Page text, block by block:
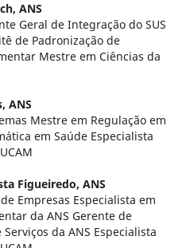
ANS
Geral de Integração do SUS
de Padronização de
Mestre em Ciências da
ANS
Mestre em Regulação em
em Saúde Especialista
Figueiredo, ANS
Empresas Especialista em
da ANS Gerente de
da ANS Especialista